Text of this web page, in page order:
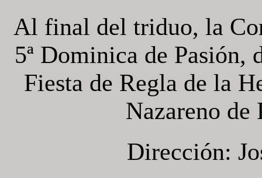
Al final del triduo, la
5ª Dominica de Pasión,
Fiesta de Regla de la
Nazareno de
Dirección: